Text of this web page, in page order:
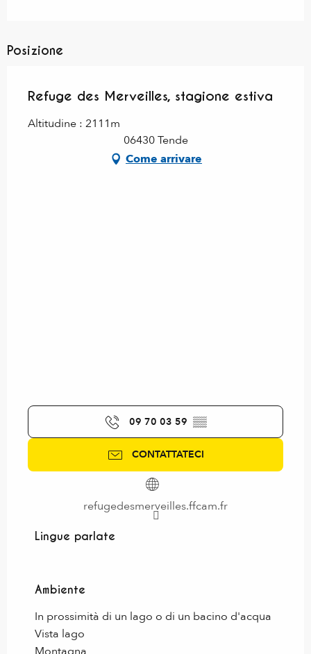
Posizione
Refuge des Merveilles, stagione estiva
Altitudine : 2111m
06430 Tende
Come arrivare
09 70 03 59 ▒▒
CONTATTATECI
refugedesmerveilles.ffcam.fr
Lingue parlate
Lingue parlate
Ambiente
Ambiente
In prossimità di un lago o di un bacino d'acqua
Vista lago